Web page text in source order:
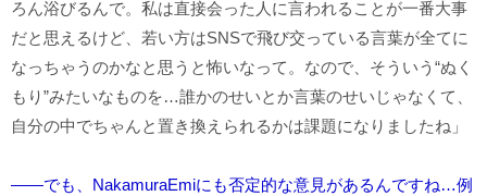
ろん浴びるんで。私は直接会った人に言われることが一番大事
だと思えるけど、若い方はSNSで飛び交っている言葉が全てに
なっちゃうのかなと思うと怖いなって。なので、そういう“ぬく
もり”みたいなものを…誰かのせいとか言葉のせいじゃなくて、
自分の中でちゃんと置き換えられるかは課題になりましたね」
――でも、NakamuraEmiにも否定的な意見があるんですね…例